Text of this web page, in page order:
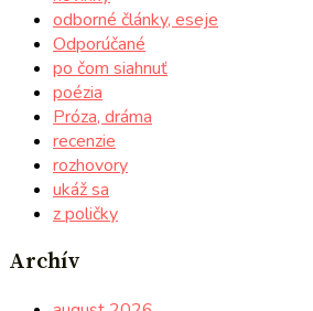
odborné články, eseje
Odporúčané
po čom siahnuť
poézia
Próza, dráma
recenzie
rozhovory
ukáž sa
z poličky
Archív